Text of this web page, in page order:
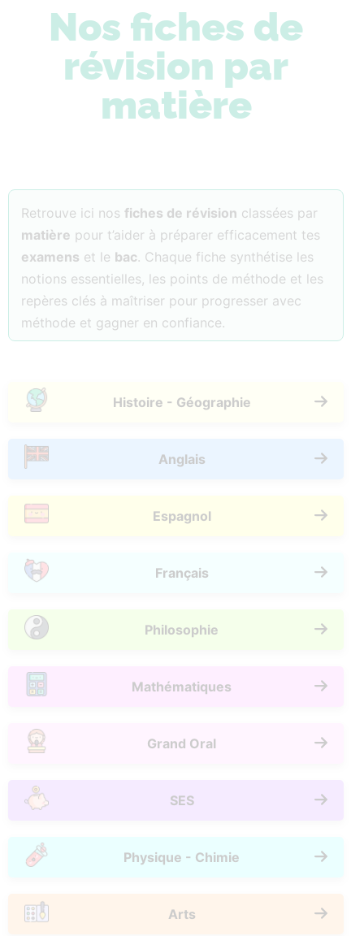
Nos fiches de
révision par
matière
Retrouve ici nos fiches de révision classées par
matière pour t’aider à préparer efficacement tes
examens et le bac. Chaque fiche synthétise les
notions essentielles, les points de méthode et les
repères clés à maîtriser pour progresser avec
méthode et gagner en confiance.
Histoire - Géographie
Anglais
Espagnol
Français
Philosophie
Mathématiques
Grand Oral
SES
Physique - Chimie
Arts